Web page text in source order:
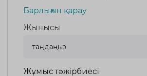
Барлығын қарау
Жынысы
таңдаңыз
Жұмыс тәжірбиесі